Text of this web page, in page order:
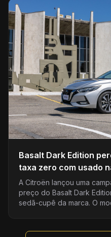
Basalt Dark Edition
taxa zero com usado
A Citroën lançou uma
preço do Basalt Dark
sedã-cupê da marca. O